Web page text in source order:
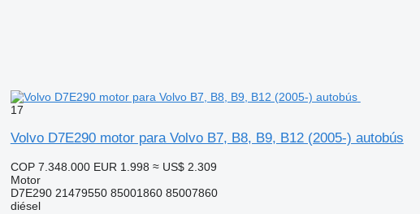
17
Volvo D7E290 motor para Volvo B7, B8, B9, B12 (2005-) autobús
COP 7.348.000 EUR 1.998 ≈ US$ 2.309
Motor
D7E290 21479550 85001860 85007860
diésel